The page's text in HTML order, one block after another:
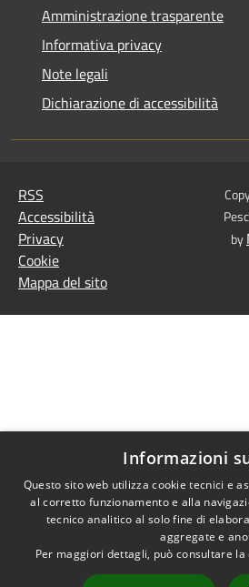
Amministrazione trasparente
Informativa privacy
Note legali
Dichiarazione di accessibilità
RSS
Accessibilità
Privacy
Cookie
Mappa del sito
by
Informazioni
Questo sito web utilizza cookie tecnici e
al corretto funzionamento e alla
tecnico analitico al solo fine di
aggregate e
Per maggiori dettagli, può consultare la